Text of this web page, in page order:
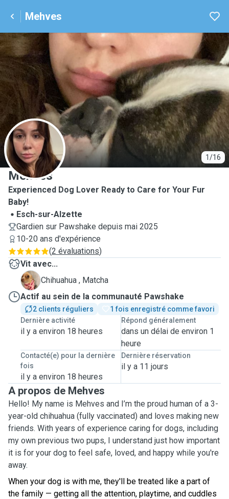
Mehves
1/16
M
Mehves
Experienced Dog Lover Ready to Care for Your Fur
Baby!
Esch-sur-Alzette
Gardien sur Pawshake depuis mai 2025
10-20 ans d'expérience
(2 évaluations)
Vit avec...
M
Chihuahua , Matcha
Actif au sein de la communauté Pawshake
2 clients réguliers
1 fois enregistré comme favori
Dernière activité
il y a environ 18 heures
Répond généralement
dans un délai de environ 1
heure
Contacté(e) pour la dernière
fois
il y a environ 18 heures
Dernière réservation
il y a 11 jours
A propos de Mehves
Hello! My name is Mehves and I’m the proud human of a 3-
year-old chihuahua (fully vaccinated) and loves making new
friends. With years of experience caring for dogs, including
my own previous two pups, I understand just how important
it is for your dog to feel safe, loved, and happy while you're
away.
When your dog is with me, they'll be treated like a part of
the family — getting all the attention, playtime, and cuddles